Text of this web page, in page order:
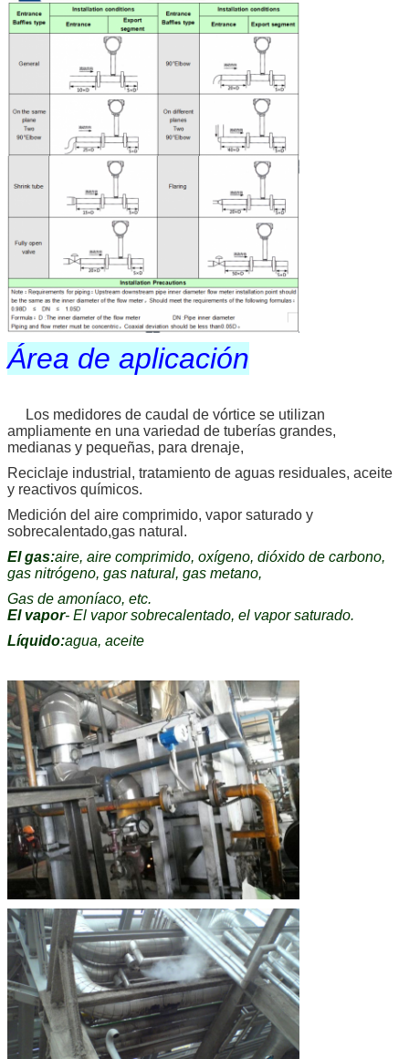
Área de aplicación
Los medidores de caudal de vórtice se utilizan
ampliamente en una variedad de tuberías grandes,
medianas y pequeñas, para drenaje,
Reciclaje industrial, tratamiento de aguas residuales, aceite
y reactivos químicos.
Medición del aire comprimido, vapor saturado y
sobrecalentado,gas natural.
El gas:aire, aire comprimido, oxígeno, dióxido de carbono,
gas nitrógeno, gas natural, gas metano,
Gas de amoníaco, etc.
El vapor- El vapor sobrecalentado, el vapor saturado.
Líquido:agua, aceite